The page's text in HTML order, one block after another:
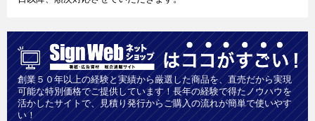
創業５０年以上の経験と実績から厳選した商品を、直売だから実現
可能な特別価格でご提供しています！長年の経験で得たノウハウを
活かしたサイトで、見積り発行からご購入の流れが簡単で使いやす
い！